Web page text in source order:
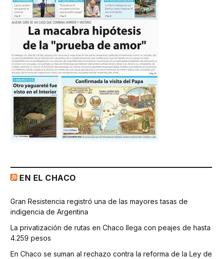
EN EL CHACO
Gran Resistencia registró una de las mayores tasas de
indigencia de Argentina
La privatización de rutas en Chaco llega con peajes de hasta
4.259 pesos
En Chaco se suman al rechazo contra la reforma de la Ley de